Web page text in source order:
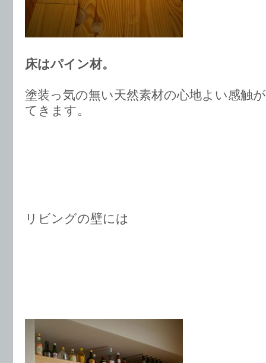
床はパイン材。
塗装っ気の無い天然素材の心地よい感触
てきます。
リビングの壁には